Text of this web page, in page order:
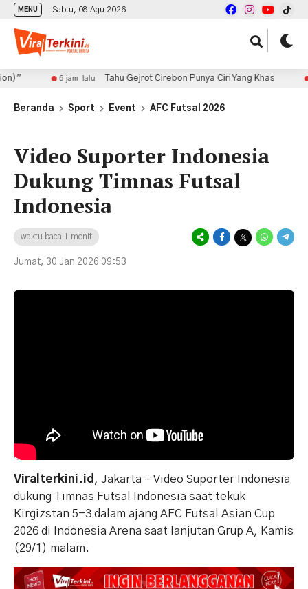
MENU Sabtu, 08 Agu 2026
6 jam lalu Tahu Gejrot Cirebon Punya Ciri Yang Khas 6
Beranda Sport Event AFC Futsal 2026
Video Suporter Indonesia
Dukung Timnas Futsal
Indonesia
waktu baca 1 menit
Jumat, 30 Jan 2026 09:53
Viralterkini.id , Jakarta – Video Suporter Indonesia
dukung Timnas Futsal Indonesia saat tekuk
Kirgizstan 5-3 dalam ajang AFC Futsal Asian Cup
2026 di Indonesia Arena saat lanjutan Grup A, Kamis
(29/1) malam.